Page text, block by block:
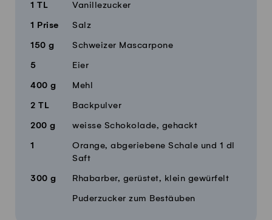
1 TL Vanillezucker
1 Prise Salz
150 g Schweizer Mascarpone
5 Eier
400 g Mehl
2 TL Backpulver
200 g weisse Schokolade, gehackt
1
Orange, abgeriebene Schale und 1 dl
Saft
300 g Rhabarber, gerüstet, klein gewürfelt
Puderzucker zum Bestäuben